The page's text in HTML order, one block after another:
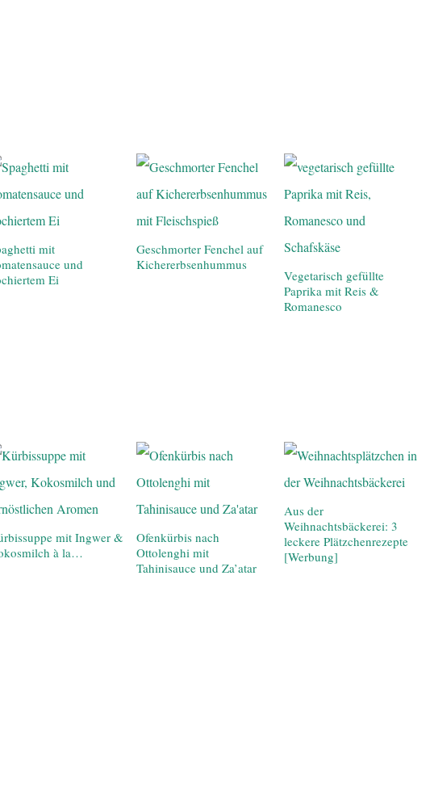
mit
und
Ei
Geschmorter Fenchel auf
Kichererbsenhummus
Vegetarisch gefüllte
Paprika mit Reis &
Romanesco
mit Ingwer &
à la…
Ofenkürbis nach
Ottolenghi mit
Tahinisauce und Za’atar
Aus der
Weihnachtsbäckerei: 3
leckere Plätzchenrezepte
[Werbung]